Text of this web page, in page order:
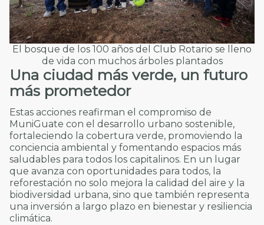
El bosque de los 100 años del Club Rotario se lleno
de vida con muchos árboles plantados
Una ciudad más verde, un futuro
más prometedor
Estas acciones reafirman el compromiso de
MuniGuate con el desarrollo urbano sostenible,
fortaleciendo la cobertura verde, promoviendo la
conciencia ambiental y fomentando espacios más
saludables para todos los capitalinos. En un lugar
que avanza con oportunidades para todos, la
reforestación no solo mejora la calidad del aire y la
biodiversidad urbana, sino que también representa
una inversión a largo plazo en bienestar y resiliencia
climática.